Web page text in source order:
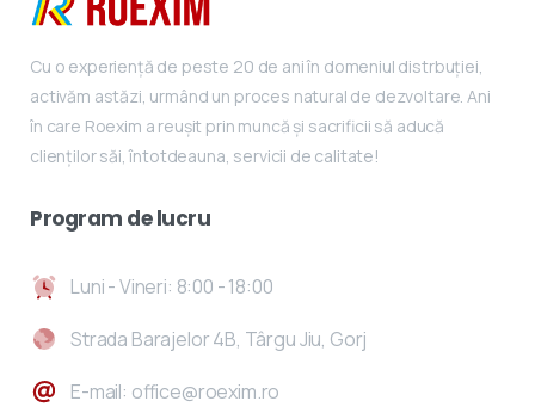
Cu o experiență de peste 20 de ani în domeniul distrbuției,
activăm astăzi, urmând un proces natural de dezvoltare. Ani
în care Roexim a reușit prin muncă și sacrificii să aducă
clienților săi, întotdeauna, servicii de calitate!
Program delucru
Luni - Vineri: 8:00 - 18:00
Strada Barajelor 4B, Târgu Jiu, Gorj
E-mail: office@roexim.ro